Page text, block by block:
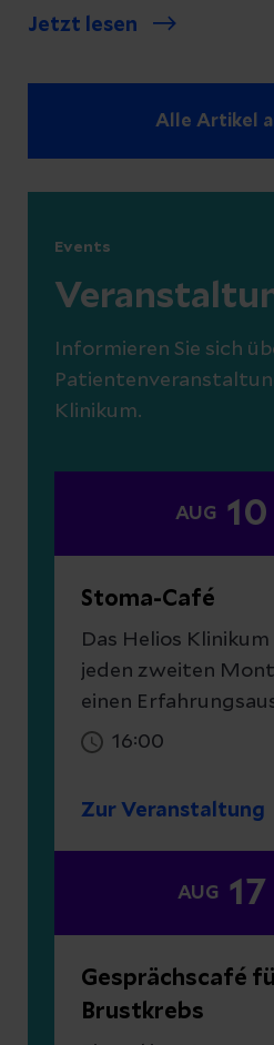
Jetzt lesen
Alle Artikel
Events
Informieren Sie sich
Klinikum.
AUG 10
Stoma-Café
Das Helios
jeden zweiten
einen
Betroffene mit
informieren und
Leben mit Stoma
16:00
Zur Veranstaltung
AUG 17
Gesprächscafé
Brustkrebs